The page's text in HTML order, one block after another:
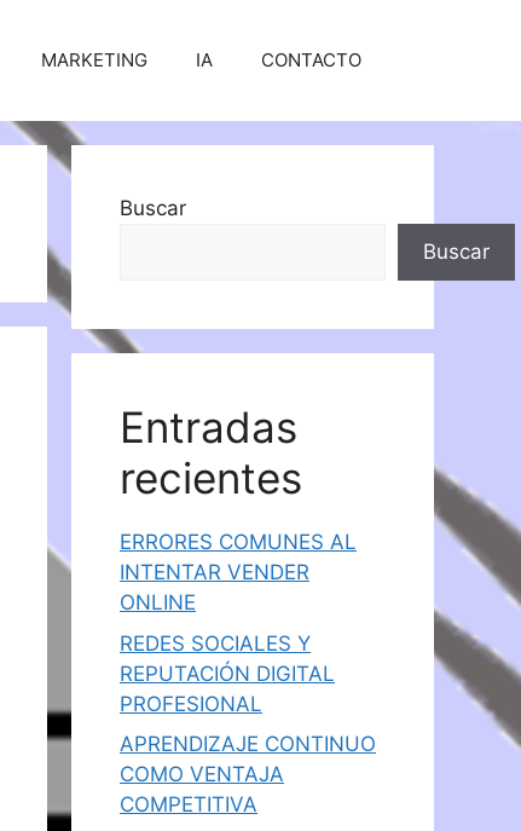
MARKETING IA CONTACTO
Buscar
Buscar
Entradas
recientes
ERRORES COMUNES AL
INTENTAR VENDER
ONLINE
REDES SOCIALES Y
REPUTACIÓN DIGITAL
PROFESIONAL
APRENDIZAJE CONTINUO
COMO VENTAJA
COMPETITIVA